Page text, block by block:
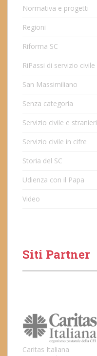
Normativa e progetti
Regioni
Riforma SC
RiPassi di servizio civile
San Massimiliano
Senza categoria
Servizio civile e stranieri
Servizio civile in cifre
Storia del SC
Udienza con il Papa
Video
Siti Partner
Caritas Italiana